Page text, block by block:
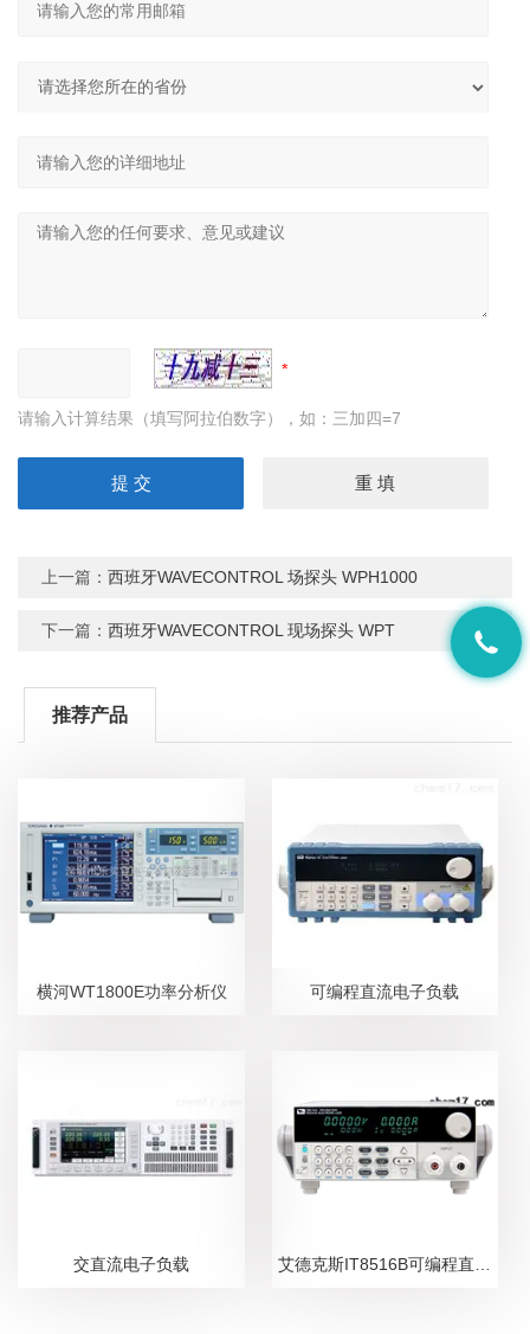
请输入计算结果（填写阿拉伯数字），如：三加四=7
上一篇：西班牙WAVECONTROL 场探头 WPH1000
下一篇：西班牙WAVECONTROL 现场探头 WPT
推荐产品
横河WT1800E功率分析仪 可编程直流电子负载
交直流电子负载